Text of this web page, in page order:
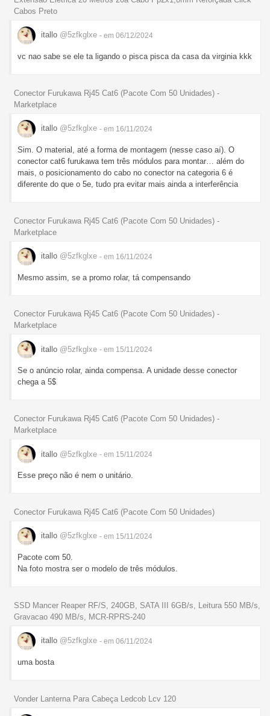
Cabos Preto
itallo @5zfkglxe - em 06/12/2024
vc nao sabe se ele ta ligando o pisca pisca da casa da virginia kkk
Conector Furukawa Rj45 Cat6 (Pacote Com 50 Unidades) -
Marketplace
itallo @5zfkglxe - em 16/11/2024
Sim. O material, até a forma de montagem (nesse caso aí). O
conector cat6 furukawa tem três módulos para montar… além do
mais, o posicionamento do cabo no conector na categoria 6 é
diferente do que o 5e, tudo pra evitar mais ainda a interferência
Conector Furukawa Rj45 Cat6 (Pacote Com 50 Unidades) -
Marketplace
itallo @5zfkglxe - em 16/11/2024
Mesmo assim, se a promo rolar, tá compensando
Conector Furukawa Rj45 Cat6 (Pacote Com 50 Unidades) -
Marketplace
itallo @5zfkglxe - em 15/11/2024
Se o anúncio rolar, ainda compensa. A unidade desse conector
chega a 5$
Conector Furukawa Rj45 Cat6 (Pacote Com 50 Unidades) -
Marketplace
itallo @5zfkglxe - em 15/11/2024
Esse preço não é nem o unitário.
Conector Furukawa Rj45 Cat6 (Pacote Com 50 Unidades)
itallo @5zfkglxe - em 15/11/2024
Pacote com 50.
Na foto mostra ser o modelo de três módulos.
SSD Mancer Reaper RF/S, 240GB, SATA III 6GB/s, Leitura 550 MB/s,
Gravacao 490 MB/s, MCR-RPRS-240
itallo @5zfkglxe - em 06/11/2024
uma bosta
Vonder Lanterna Para Cabeça Ledcob Lcv 120